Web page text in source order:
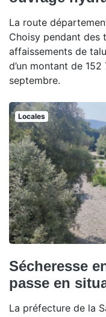
La route
Choisy pendant des
affaissements de
d’un montant de
septembre.
Locales
Sécheresse
passe en
La préfecture de la